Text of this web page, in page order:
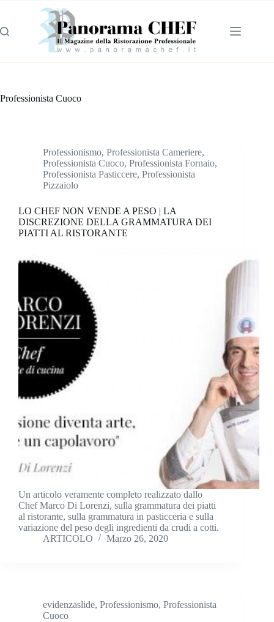
Professionista Cuoco
Professionismo, Professionista Cameriere,
Professionista Cuoco, Professionista Fornaio,
Professionista Pasticcere, Professionista
Pizzaiolo
LO CHEF NON VENDE A PESO | LA
DISCREZIONE DELLA GRAMMATURA DEI
PIATTI AL RISTORANTE
Un articolo veramente completo realizzato dallo
Chef Marco Di Lorenzi, sulla grammatura dei piatti
al ristorante, sulla grammatura in pasticceria e sulla
variazione del peso degli ingredienti da crudi a cotti.
ARTICOLO
Marzo 26, 2020
evidenzaslide, Professionismo, Professionista
Cuoco